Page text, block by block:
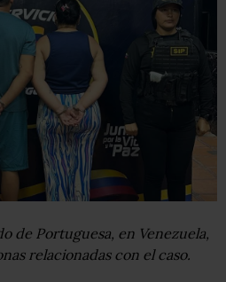
de Portuguesa, en Venezuela,
relacionadas con el caso.